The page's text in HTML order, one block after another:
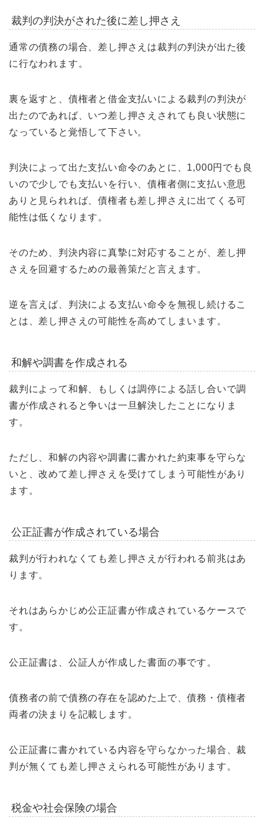
裁判の判決がされた後に差し押さえ
通常の債務の場合、差し押さえは裁判の判決が出た後
に行なわれます。
裏を返すと、債権者と借金支払いによる裁判の判決が
出たのであれば、いつ差し押さえされても良い状態に
なっていると覚悟して下さい。
判決によって出た支払い命令のあとに、1,000円でも良
いので少しでも支払いを行い、債権者側に支払い意思
ありと見られれば、債権者も差し押さえに出てくる可
能性は低くなります。
そのため、判決内容に真摯に対応することが、差し押
さえを回避するための最善策だと言えます。
逆を言えば、判決による支払い命令を無視し続けるこ
とは、差し押さえの可能性を高めてしまいます。
和解や調書を作成される
裁判によって和解、もしくは調停による話し合いで調
書が作成されると争いは一旦解決したことになりま
す。
ただし、和解の内容や調書に書かれた約束事を守らな
いと、改めて差し押さえを受けてしまう可能性があり
ます。
公正証書が作成されている場合
裁判が行われなくても差し押さえが行われる前兆はあ
ります。
それはあらかじめ公正証書が作成されているケースで
す。
公正証書は、公証人が作成した書面の事です。
債務者の前で債務の存在を認めた上で、債務・債権者
両者の決まりを記載します。
公正証書に書かれている内容を守らなかった場合、裁
判が無くても差し押さえられる可能性があります。
税金や社会保険の場合